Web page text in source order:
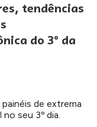
tendências
do 3º da
de extrema
seu 3º dia.